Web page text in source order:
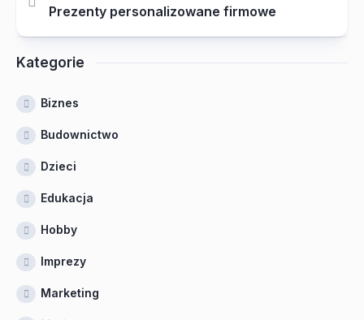
Prezenty personalizowane firmowe
Kategorie
Biznes
Budownictwo
Dzieci
Edukacja
Hobby
Imprezy
Marketing